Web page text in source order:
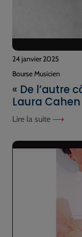
24 janvier 2025
Bourse Musicien
« De l’autre
Laura
Lire la suite